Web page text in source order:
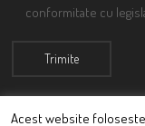
conformitate cu
Acest website